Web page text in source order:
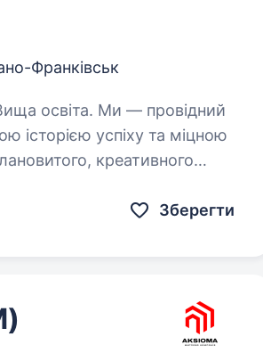
Франківськ
— провідний
історією успіху та міцною
креативного
Зберегти